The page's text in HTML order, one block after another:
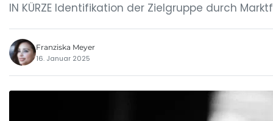
IN KÜRZE Identifikation der Zielgruppe durch
Franziska Meyer
16. Januar 2025